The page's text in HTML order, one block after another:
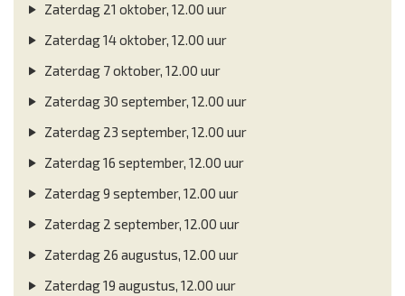
Zaterdag 21 oktober, 12.00 uur
Zaterdag 14 oktober, 12.00 uur
Zaterdag 7 oktober, 12.00 uur
Zaterdag 30 september, 12.00 uur
Zaterdag 23 september, 12.00 uur
Zaterdag 16 september, 12.00 uur
Zaterdag 9 september, 12.00 uur
Zaterdag 2 september, 12.00 uur
Zaterdag 26 augustus, 12.00 uur
Zaterdag 19 augustus, 12.00 uur